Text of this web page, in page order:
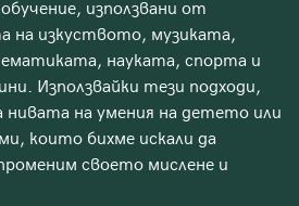
използвани от
на изкуството, музиката,
науката, спорта и
Използвайки тези подходи,
нивата на умения на детето или
които бихме искали да
своето мислене и